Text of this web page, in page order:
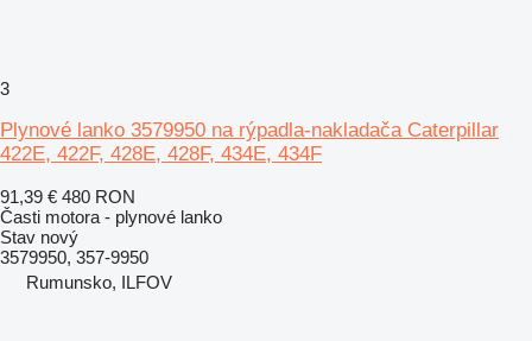
3
Plynové lanko 3579950 na rýpadla-nakladača Caterpillar
422E, 422F, 428E, 428F, 434E, 434F
91,39 € 480 RON
Časti motora - plynové lanko
Stav nový
3579950, 357-9950
Rumunsko, ILFOV